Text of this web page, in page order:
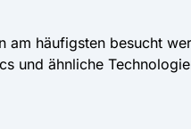
am häufigsten besucht
und ähnliche